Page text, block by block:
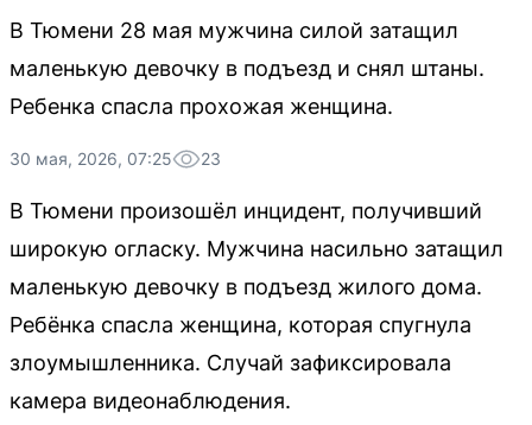
В Тюмени 28 мая мужчина силой затащил
маленькую девочку в подъезд и снял штаны.
Ребенка спасла прохожая женщина.
30 мая, 2026, 07:25 23
В Тюмени произошёл инцидент, получивший
широкую огласку. Мужчина насильно затащил
маленькую девочку в подъезд жилого дома.
Ребёнка спасла женщина, которая спугнула
злоумышленника. Случай зафиксировала
камера видеонаблюдения.